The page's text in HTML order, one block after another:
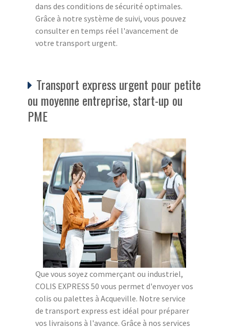
dans des conditions de sécurité optimales.
Grâce à notre système de suivi, vous pouvez
consulter en temps réel l'avancement de
votre transport urgent.
Transport express urgent pour petite
ou moyenne entreprise, start-up ou
PME
Que vous soyez commerçant ou industriel,
COLIS EXPRESS 50 vous permet d'envoyer vos
colis ou palettes à Acqueville. Notre service
de transport express est idéal pour préparer
vos livraisons à l'avance. Grâce à nos services